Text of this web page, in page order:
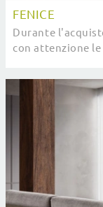
FENICE
Durante
con attenzione